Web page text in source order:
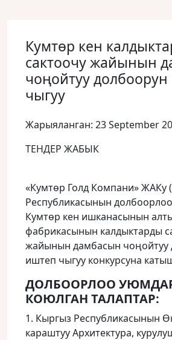
Кумтөр кен
сактоочу жайынын
чоңойтуу
чыгуу
Жарыяланган: 23 September
ТЕНДЕР ЖАБЫК
«Кумтөр Голд Компани» ЖАКу
Республикасынын
Кумтөр кен ишканасынын
фабрикасынын калдыктарды
жайынын дамбасын чоңойтуу
иштеп чыгуу конкурсуна
ДОЛБООРЛОО
КОЮЛГАН ТАЛАПТАР:
1. Кыргыз Республикасынын
караштуу Архитектура,